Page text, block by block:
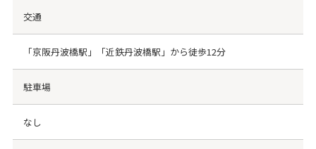
交通
「京阪丹波橋駅」「近鉄丹波橋駅」から徒歩12分
駐車場
なし